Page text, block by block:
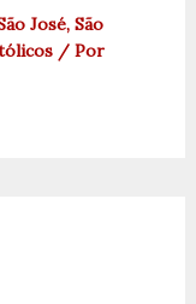
José, São
/ Por